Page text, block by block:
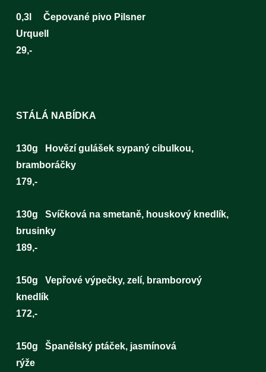
0,3l Čepované pivo Pilsner
29,-
STÁLÁ NABÍDKA
130g Hovězí gulášek sypaný cibulkou,
179,-
130g Svíčková na smetaně, houskový knedlík,
brusinky
189,-
150g Vepřové výpečky, zelí, bramborový
knedlík
172,-
150g Španělský ptáček, jasmínová